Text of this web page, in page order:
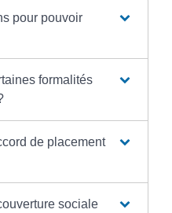
pour pouvoir
formalités
de placement
sociale